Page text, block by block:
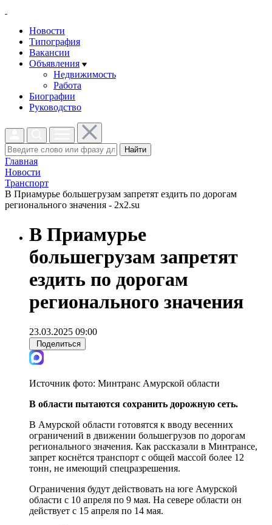
Новости
Типография
Вакансии
Объявления
Недвижимость
Работа
Биографии
Руководство
Найти
Главная
Новости
Транспорт
В Приамурье большегрузам запретят ездить по дорогам
регионального значения - 2x2.su
В Приамурье
большегрузам запретят
ездить по дорогам
регионального значения
23.03.2025 09:00
Поделиться
Источник фото: Минтранс Амурской области
В области пытаются сохранить дорожную сеть.
В Амурской области готовятся к вводу весенних
ограничений в движении большегрузов по дорогам
регионального значения. Как рассказали в Минтрансе,
запрет коснётся транспорт с общей массой более 12
тонн, не имеющий спецразрешения.
Ограничения будут действовать на юге Амурской
области с 10 апреля по 9 мая. На севере области он
действует с 15 апреля по 14 мая.